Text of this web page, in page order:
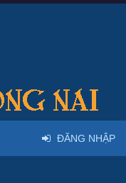
ĐĂNG NHẬP